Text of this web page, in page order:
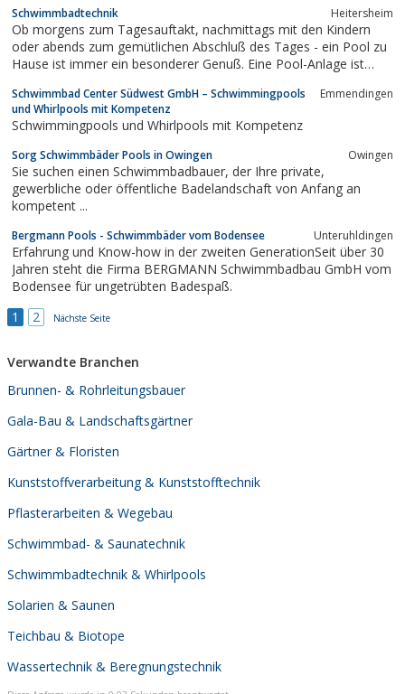
Schwimmbadtechnik Heitersheim
Ob morgens zum Tagesauftakt, nachmittags mit den Kindern
oder abends zum gemütlichen Abschluß des Tages - ein Pool zu
Hause ist immer ein besonderer Genuß. Eine Pool-Anlage ist
ist sie ein wesentlicher Teil des Ambientes.Besonder abends
entfaltet das...
Schwimmbad Center Südwest GmbH – Schwimmingpools
und Whirlpools mit Kompetenz
Emmendingen
Schwimmingpools und Whirlpools mit Kompetenz
Sorg Schwimmbäder Pools in Owingen Owingen
Sie suchen einen Schwimmbadbauer, der Ihre private,
gewerbliche oder öffentliche Badelandschaft von Anfang an
kompetent ...
Bergmann Pools - Schwimmbäder vom Bodensee Unteruhldingen
Erfahrung und Know-how in der zweiten GenerationSeit über 30
Jahren steht die Firma BERGMANN Schwimmbadbau GmbH vom
Bodensee für ungetrübten Badespaß.
1
2 Nächste Seite
Verwandte Branchen
Brunnen- & Rohrleitungsbauer
Gala-Bau & Landschaftsgärtner
Gärtner & Floristen
Kunststoffverarbeitung & Kunststofftechnik
Pflasterarbeiten & Wegebau
Schwimmbad- & Saunatechnik
Schwimmbadtechnik & Whirlpools
Solarien & Saunen
Teichbau & Biotope
Wassertechnik & Beregnungstechnik